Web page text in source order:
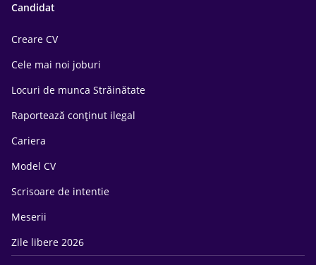
Candidat
Creare CV
Cele mai noi joburi
Locuri de munca Străinătate
Raportează conținut ilegal
Cariera
Model CV
Scrisoare de intentie
Meserii
Zile libere 2026